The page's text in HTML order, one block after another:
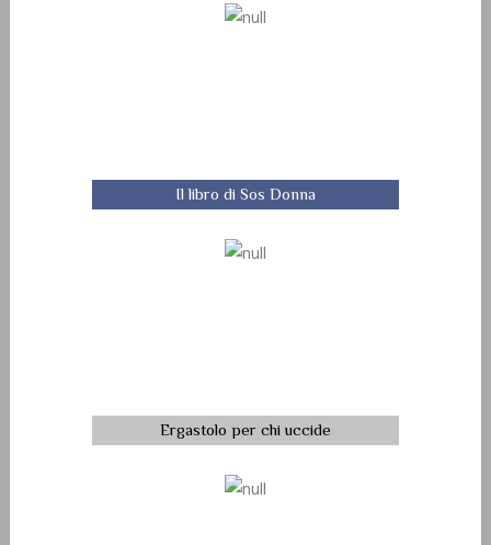
Il libro di Sos Donna
Ergastolo per chi uccide